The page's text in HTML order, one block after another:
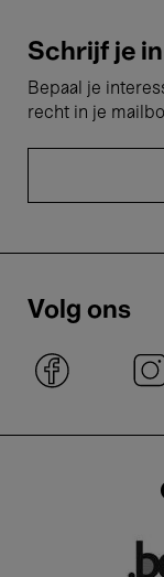
Schrijf je
Bepaal je
recht in je
Volg ons